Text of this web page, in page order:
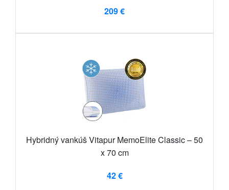
209 €
Hybridný vankúš Vitapur MemoElite Classic – 50
x 70 cm
42 €